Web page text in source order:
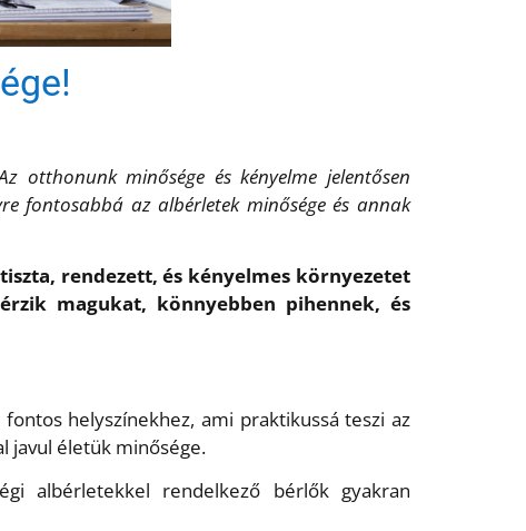
otthonunk minősége és kényelme jelentősen
fontosabbá az albérletek minősége és annak
rendezett, és kényelmes környezetet
magukat, könnyebben pihennek, és
helyszínekhez, ami praktikussá teszi az
javul életük minősége.
albérletekkel rendelkező bérlők gyakran